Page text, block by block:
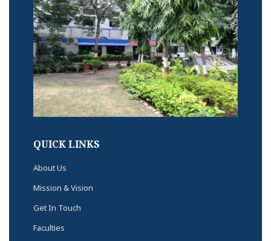
QUICK LINKS
About Us
Mission & Vision
Get In Touch
Faculties